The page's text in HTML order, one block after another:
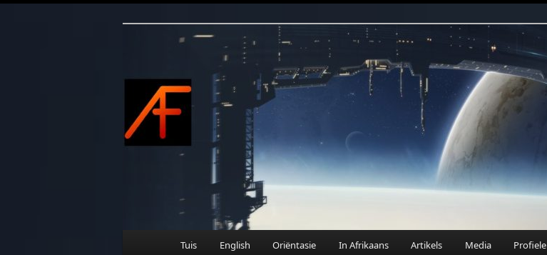
AFRIFIKSIE
Afrikaanse Wetenskapfiksie en Fantasie
Tuis English Oriëntasie In Afrikaans Artikels Media Profiele